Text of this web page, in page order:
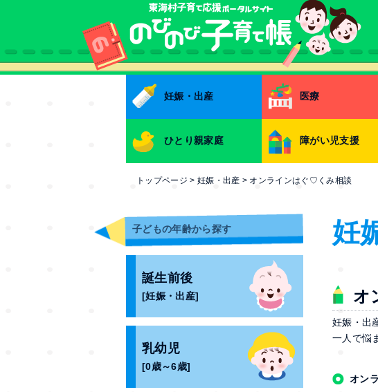
妊娠・出産 医療
ひとり親家庭 障がい児支援
トップページ > 妊娠・出産 > オンラインはぐ♡くみ相談
子どもの年齢から探す
誕生前後
[妊娠・出産]
乳幼児
[0歳～6歳]
妊
オ
妊娠・出
一人で悩
オン